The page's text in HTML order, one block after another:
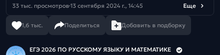
33 тыс. просмотров 13 сентября 2024 г., 14:45 Еще
1,6 тыс. Поделиться Добавить в подборку
ЕГЭ 2026 ПО РУССКОМУ ЯЗЫКУ И МАТЕМАТИКЕ